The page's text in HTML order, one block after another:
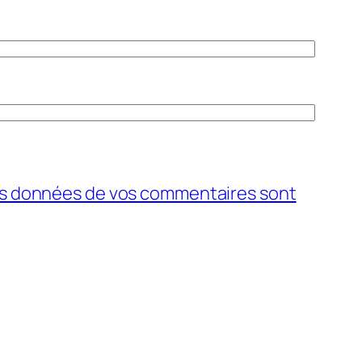
données de vos commentaires sont